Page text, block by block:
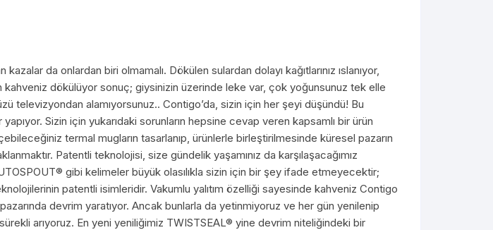
da onlardan biri olmamalı. Dökülen sulardan dolayı kağıtlarınız ıslanıyor,
kahveniz dökülüyor sonuç; giysinizin üzerinde leke var, çok yoğunsunuz tek elle
televizyondan alamıyorsunuz.. Contigo’da, sizin için her şeyi düşündü! Bu
Sizin için yukarıdaki sorunların hepsine cevap veren kapsamlı bir ürün
termal mugların tasarlanıp, ürünlerle birleştirilmesinde küresel pazarın
Patentli teknolojisi, size gündelik yaşamınız da karşılaşacağımız
gibi kelimeler büyük olasılıkla sizin için bir şey ifade etmeyecektir;
patentli isimleridir. Vakumlu yalıtım özelliği sayesinde kahveniz Contigo
devrim yaratıyor. Ancak bunlarla da yetinmiyoruz ve her gün yenilenip
arıyoruz. En yeni yeniliğimiz TWISTSEAL® yine devrim niteliğindeki bir